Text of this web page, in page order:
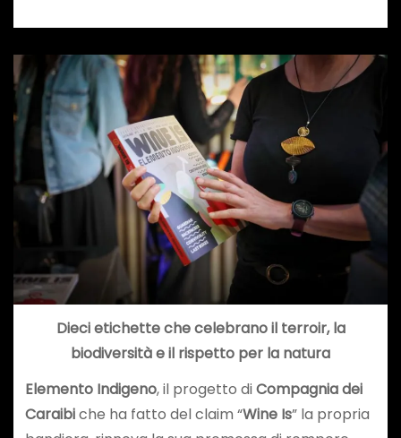
Dieci etichette che celebrano il terroir, la
biodiversità e il rispetto per la natura
Elemento Indigeno, il progetto diCompagnia dei
Caraibiche ha fatto del claim “Wine Is” la propria